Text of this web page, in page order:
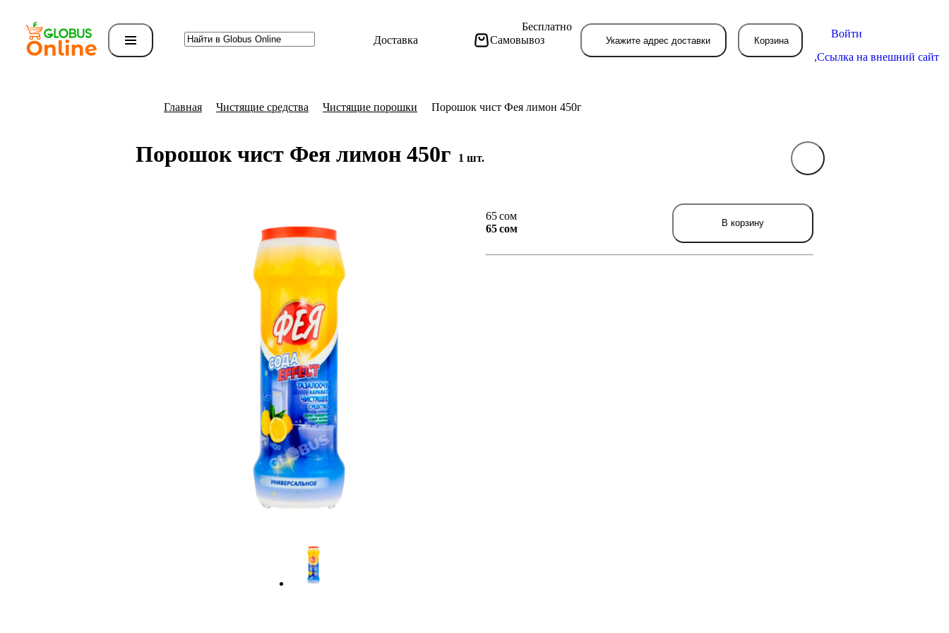
Доставка Самовывоз
Бесплатно
Укажите адрес доставки Корзина
Войти
,Ссылка на внешний сайт
Главная Чистящие средства Чистящие порошки Порошок чист Фея лимон 450г
Порошок чист Фея лимон 450г 1 шт.
65 сом
65 сом
В корзину
Тут появятся товары, которые вы закажете.